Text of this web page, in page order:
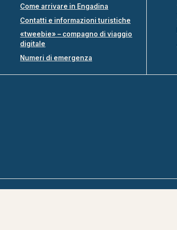
Come arrivare in Engadina
Contatti e informazioni turistiche
«tweebie» – compagno di viaggio
digitale
Numeri di emergenza